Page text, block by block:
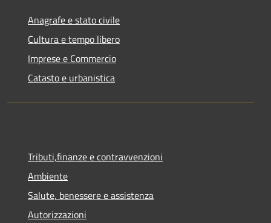
Anagrafe e stato civile
Cultura e tempo libero
Imprese e Commercio
Catasto e urbanistica
Tributi,finanze e contravvenzioni
Ambiente
Salute, benessere e assistenza
Autorizzazioni